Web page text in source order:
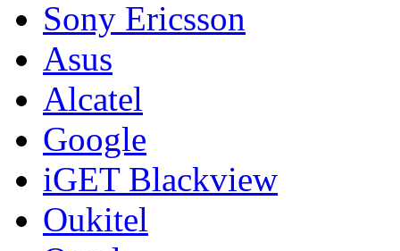
Sony Ericsson
Asus
Alcatel
Google
iGET Blackview
Oukitel